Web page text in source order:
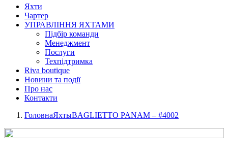
Яхти
Чартер
УПРАВЛІННЯ ЯХТАМИ
Підбір команди
Менеджмент
Послуги
Техпідтримка
Riva boutique
Новини та події
Про нас
Контакти
ГоловнаЯхтыBAGLIETTO PANAM – #4002